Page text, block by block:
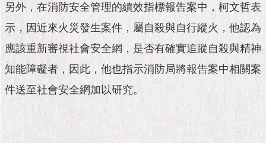
另外，在消防安全管理的績效指標報告案中，柯文哲表
示，因近來火災發生案件，屬自殺與自行縱火，他認為
應該重新審視社會安全網，是否有確實追蹤自殺與精神
知能障礙者，因此，他也指示消防局將報告案中相關案
件送至社會安全網加以研究。